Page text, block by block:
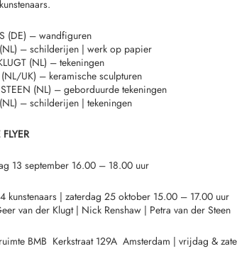
(DE) – wandfiguren
– schilderijen | werk op papier
(NL) – tekeningen
UK) – keramische sculpturen
(NL) – geborduurde tekeningen
– schilderijen | tekeningen
13 september 16.00 – 18.00 uur
kunstenaars | zaterdag 25 oktober 15.00 – 17.00 uur
van der Klugt | Nick Renshaw | Petra van der Steen
BMB Kerkstraat 129A Amsterdam | vrijdag &